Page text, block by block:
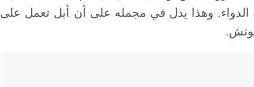
الدواء. وهذا يدل في مجمله على أن أبل تعمل على